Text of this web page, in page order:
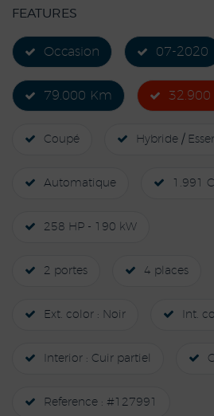
FEATURES
Occasion 07-2020
79.000 Km
Coupé Hybride /
Automatique 1.991
258 HP - 190 kW
2 portes 4 places
Ext. color : Noir Int.
Interior : Cuir partiel
Reference : #127991